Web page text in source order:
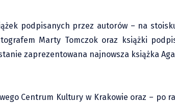
podpisanych przez autorów – na
Marty Tomczok oraz książki
zaprezentowana najnowsza książka
Centrum Kultury w Krakowie oraz – po